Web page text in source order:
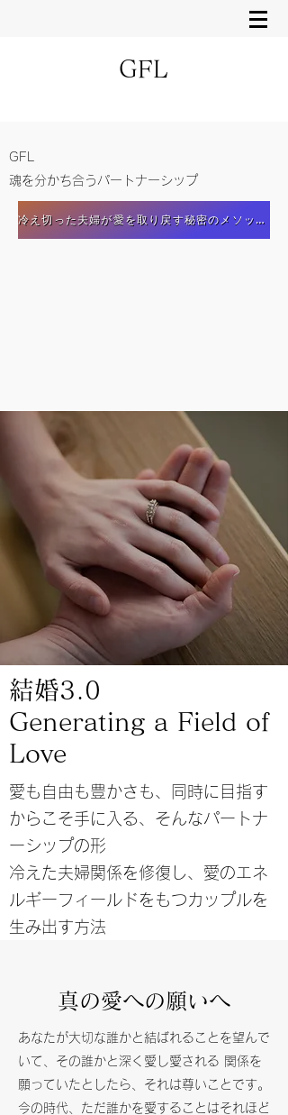
GFL
GFL
魂を分かち合うパートナーシップ
結婚3.0
Generating a Field of
Love
​愛も自由も豊かさも、同時に目指す
からこそ手に入る、そんなパートナ
ーシップの形
冷えた夫婦関係を修復し、愛のエネ
ルギーフィールドをもつカップルを
生み出す方法
真の愛への願いへ
あなたが大切な誰かと結ばれることを望んで
いて、その誰かと深く愛し愛される 関係を
願っていたとしたら、それは尊いことです。
今の時代、ただ誰かを愛することはそれほど